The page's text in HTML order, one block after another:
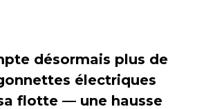
désormais plus de
électriques
flotte — une hausse